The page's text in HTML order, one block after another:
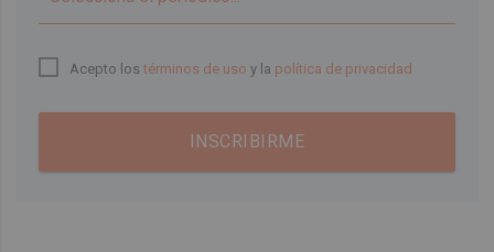
Acepto lostérminos de uso y la política de privacidad
INSCRIBIRME